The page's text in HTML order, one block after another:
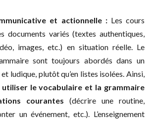
et actionnelle :Les cours
documents variés (textes authentiques,
images, etc.) en situation réelle. Le
sont toujours abordés dans un
ludique, plutôt qu’en listes isolées. Ainsi,
utiliser le vocabulaire et la grammaire
courantes (décrire une routine,
un événement, etc.). L’enseignement